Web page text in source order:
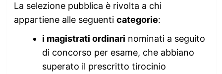
La selezione pubblica è rivolta a chi
appartiene alle seguenti categorie:
i magistrati ordinari nominati a seguito
di concorso per esame, che abbiano
superato il prescritto tirocinio